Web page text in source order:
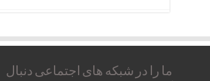
ما را در شبکه های اجتماعی دنبال